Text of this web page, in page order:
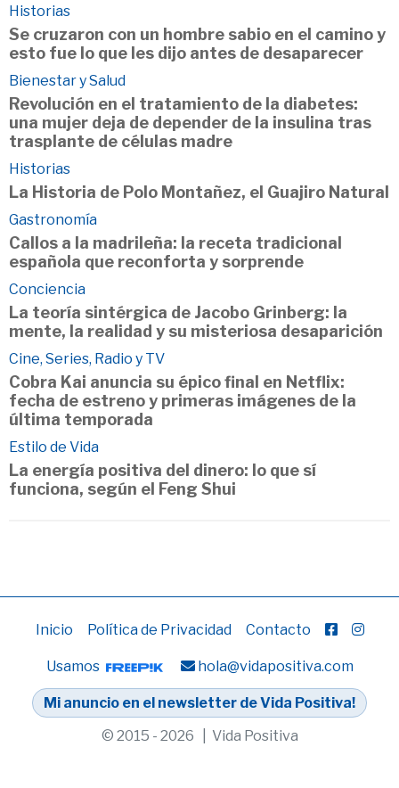
Historias
Se cruzaron con un hombre sabio en el camino y
esto fue lo que les dijo antes de desaparecer
Bienestar y Salud
Revolución en el tratamiento de la diabetes:
una mujer deja de depender de la insulina tras
trasplante de células madre
Historias
La Historia de Polo Montañez, el Guajiro Natural
Gastronomía
Callos a la madrileña: la receta tradicional
española que reconforta y sorprende
Conciencia
La teoría sintérgica de Jacobo Grinberg: la
mente, la realidad y su misteriosa desaparición
Cine, Series, Radio y TV
Cobra Kai anuncia su épico final en Netflix:
fecha de estreno y primeras imágenes de la
última temporada
Estilo de Vida
La energía positiva del dinero: lo que sí
funciona, según el Feng Shui
Inicio Política de Privacidad Contacto
Usamos hola@vidapositiva.com
Mi anuncio en el newsletter de Vida Positiva!
© 2015 - 2026 | Vida Positiva